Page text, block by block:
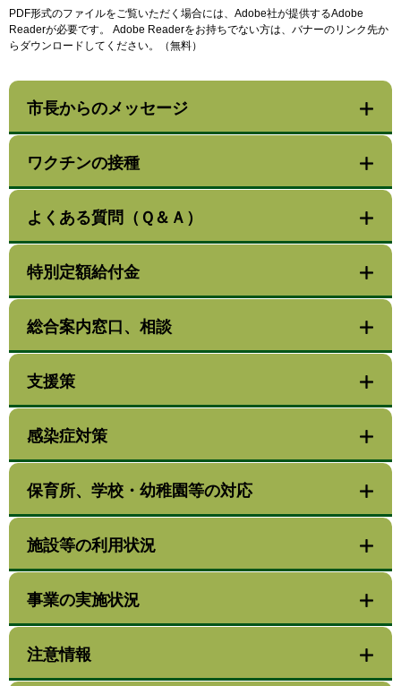
PDF形式のファイルをご覧いただく場合には、Adobe社が提供するAdobe
Readerが必要です。
Adobe Readerをお持ちでない方は、バナーのリンク先か
らダウンロードしてください。（無料）
市長からのメッセージ
ワクチンの接種
よくある質問（Ｑ＆Ａ）
特別定額給付金
総合案内窓口、相談
支援策
感染症対策
保育所、学校・幼稚園等の対応
施設等の利用状況
事業の実施状況
注意情報